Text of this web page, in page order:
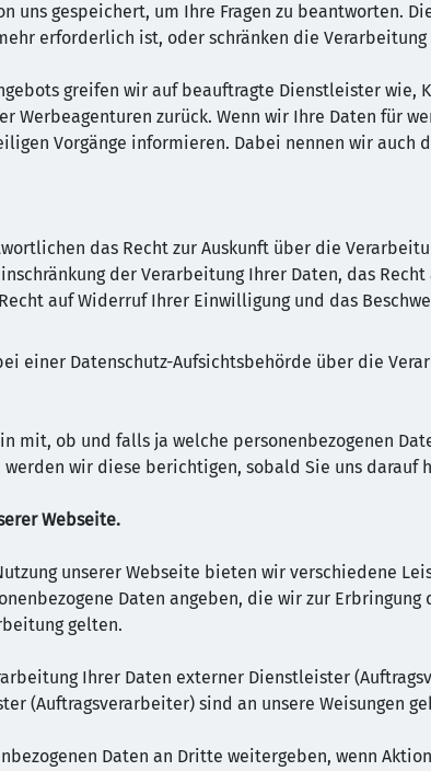
uns gespeichert, um Ihre Fragen zu beantworten.
erforderlich ist, oder schränken die
greifen wir auf beauftragte Dienstleister
Werbeagenturen zurück. Wenn wir Ihre Daten für
Vorgänge informieren. Dabei nennen wir auch
das Recht zur Auskunft über die
der Verarbeitung Ihrer Daten, das
auf Widerruf Ihrer Einwilligung und das
einer Datenschutz-Aufsichtsbehörde über die
mit, ob und falls ja welche personenbezogenen
wir diese berichtigen, sobald Sie uns darauf
Webseite.
unserer Webseite bieten wir verschiedene
Daten angeben, die wir zur
gelten.
Ihrer Daten externer Dienstleister
(Auftragsverarbeiter) sind an unsere Weisungen
Daten an Dritte weitergeben, wenn